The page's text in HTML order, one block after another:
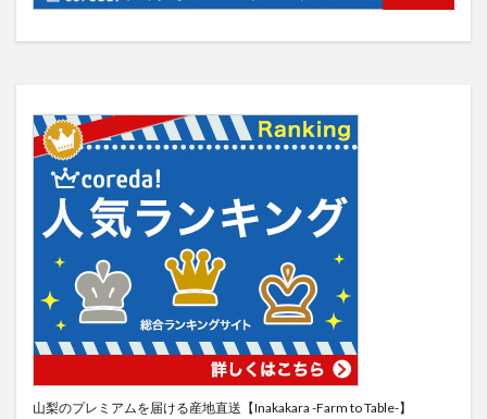
山梨のプレミアムを届ける産地直送【Inakakara -Farm to Table-】